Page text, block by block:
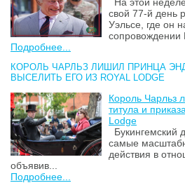
свой 77-й день
Уэльсе, где он
сопровождении
Подробнее...
КОРОЛЬ ЧАРЛЬЗ ЛИШИЛ ПРИНЦА
ВЫСЕЛИТЬ ЕГО ИЗ ROYAL LODGE
Король Чарльз
титула и
Lodge
Букингемский
самые
действия в
объявив...
Подробнее...